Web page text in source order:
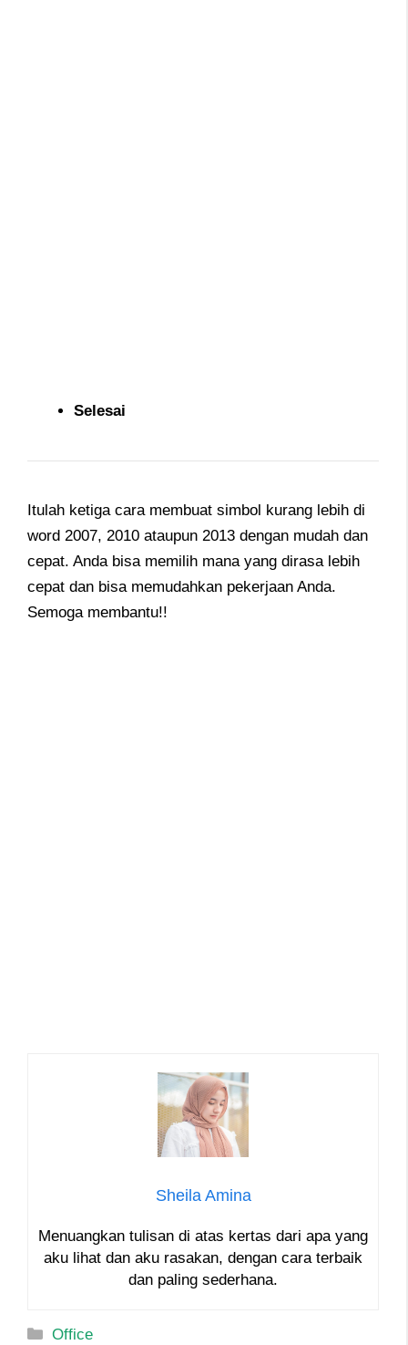
Selesai
Itulah ketiga cara membuat simbol kurang lebih di
word 2007, 2010 ataupun 2013 dengan mudah dan
cepat. Anda bisa memilih mana yang dirasa lebih
cepat dan bisa memudahkan pekerjaan Anda.
Semoga membantu!!
Sheila Amina
Menuangkan tulisan di atas kertas dari apa yang
aku lihat dan aku rasakan, dengan cara terbaik
dan paling sederhana.
Categories
Office